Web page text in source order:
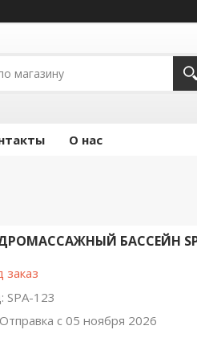
О нас
БАССЕЙН SPA-
заказ
SPA-123
Отправка с 05 ноября 2026